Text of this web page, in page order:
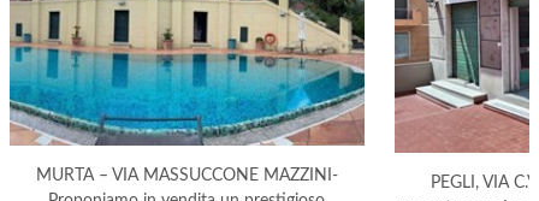
MURTA – VIA MASSUCCONE MAZZINI-
PEGLI, VIA